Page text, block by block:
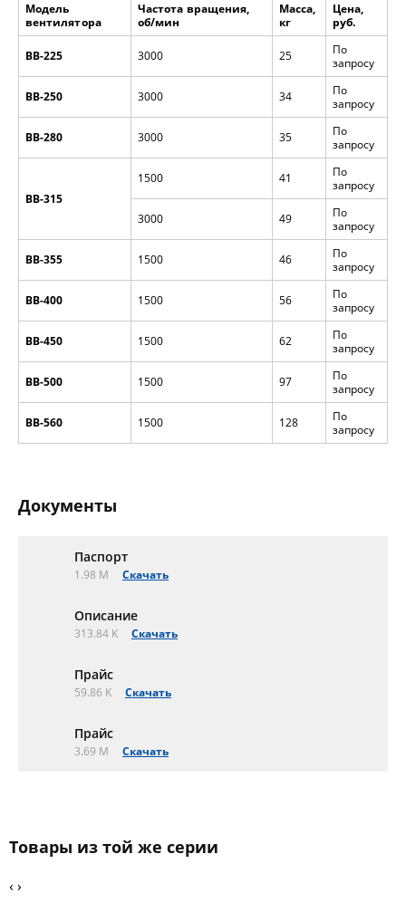
Модель
вентилятора
Частота вращения,
об/мин
Масса,
кг
Цена,
руб.
ВВ-225 3000 25
По
запросу
ВВ-250 3000 34
По
запросу
ВВ-280 3000 35
По
запросу
ВВ-315
1500 41
По
запросу
3000 49
По
запросу
ВВ-355 1500 46
По
запросу
ВВ-400 1500 56
По
запросу
ВВ-450 1500 62
По
запросу
ВВ-500 1500 97
По
запросу
ВВ-560 1500 128
По
запросу
Документы
Паспорт
1.98 M Скачать
Описание
313.84 K Скачать
Прайс
59.86 K Скачать
Прайс
3.69 M Скачать
Товары из той же серии
‹ ›